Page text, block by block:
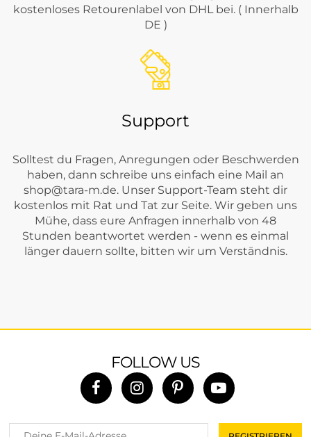
kostenloses Retourenlabel von DHL bei. ( Innerhalb
DE )
Support
Solltest du Fragen, Anregungen oder Beschwerden
haben, dann schreibe uns einfach eine Mail an
shop@tara-m.de. Unser Support-Team steht dir
kostenlos mit Rat und Tat zur Seite. Wir geben uns
Mühe, dass eure Anfragen innerhalb von 48
Stunden beantwortet werden - wenn es einmal
länger dauern sollte, bitten wir um Verständnis.
FOLLOW US